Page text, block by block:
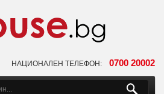
НАЦИОНАЛЕН ТЕЛЕФОН: 0700 20002